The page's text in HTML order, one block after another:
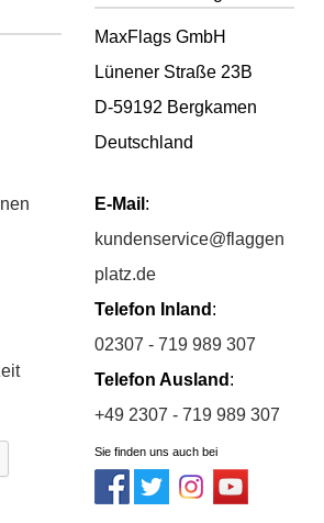
MaxFlags GmbH
Lünener Straße 23B
D-59192 Bergkamen
Deutschland
E-Mail :
kundenservice@flaggen
platz.de
Telefon Inland :
02307 - 719 989 307
Telefon Ausland :
+49 2307 - 719 989 307
Sie finden uns auch bei